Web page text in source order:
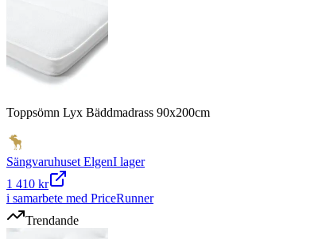
Toppsömn Lyx Bäddmadrass 90x200cm
Sängvaruhuset ElgenI lager
1 410 kr
i samarbete med PriceRunner
Trendande